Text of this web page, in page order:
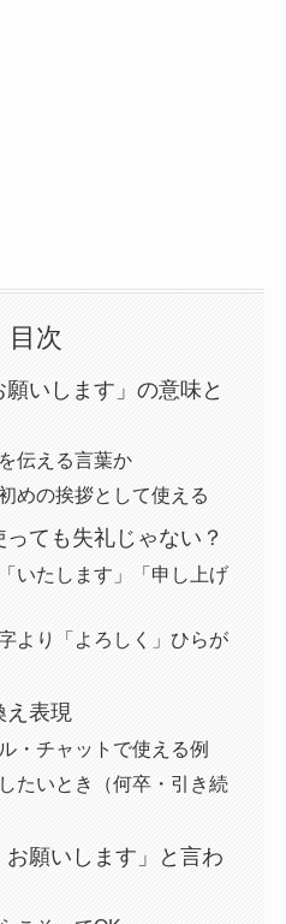
目次
願いします」の意味と
伝える言葉か
めの挨拶として使える
ても失礼じゃない？
いたします」「申し上げ
より「よろしく」ひらが
え表現
・チャットで使える例
たいとき（何卒・引き続
お願いします」と言わ